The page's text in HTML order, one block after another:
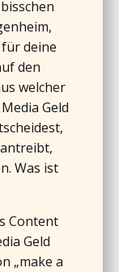
deine
den
welcher
Geld
Was ist
Content
Geld
„make a